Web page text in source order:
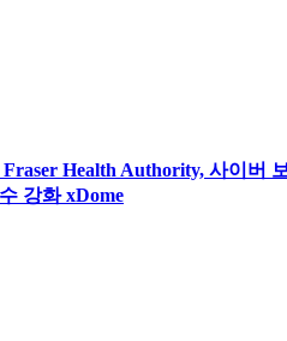
Health Authority, 사이버
강화 xDome